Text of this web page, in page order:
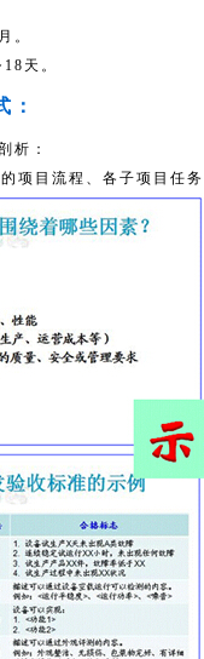
。
天。
：
析：
项目流程、各子项目任